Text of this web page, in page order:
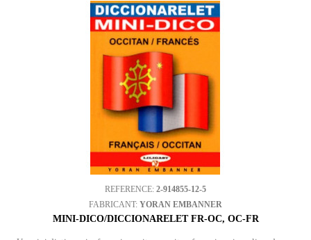
REFERENCE: 2-914855-12-5
FABRICANT: YORAN EMBANNER
MINI-DICO/DICCIONARELET FR-OC, OC-FR